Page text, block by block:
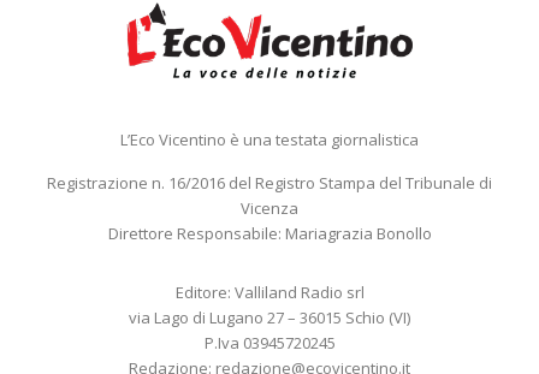
L’Eco Vicentino è una testata giornalistica
Registrazione n. 16/2016 del Registro Stampa del Tribunale di
Vicenza
Direttore Responsabile: Mariagrazia Bonollo
Editore: Valliland Radio srl
via Lago di Lugano 27 – 36015 Schio (VI)
P.Iva 03945720245
Redazione: redazione@ecovicentino.it